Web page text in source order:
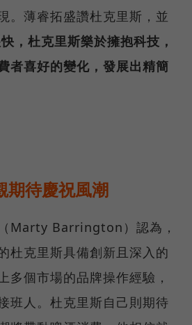
。薄睿拓盛讚杜克里斯，並
，杜克里斯樂於擁抱科技，
者喜好的變化，發展出精簡
期待慶祝風潮
Marty Barrington）認為，
杜克里斯具備創新且深入的
多個市場的品牌操作經驗，
班人。杜克里斯自己則期待